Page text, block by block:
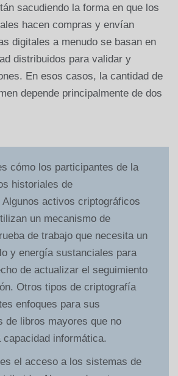
sacudiendo la forma en que los
hacen compras y envían
digitales a menudo se basan en
distribuidos para validar y
En esos casos, la cantidad de
depende principalmente de dos
cómo los participantes de la
historiales de
activos criptográficos
un mecanismo de
de trabajo que necesita un
y energía sustanciales para
de actualizar el seguimiento
Otros tipos de criptografía
enfoques para sus
de libros mayores que no
capacidad informática.
el acceso a los sistemas de